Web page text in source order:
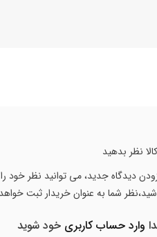
نظر بدهید
دیدگاه جدید، می توانید نظر خود
شما به عنوان خریدار ثبت
وارد حساب کاربری خود شوید